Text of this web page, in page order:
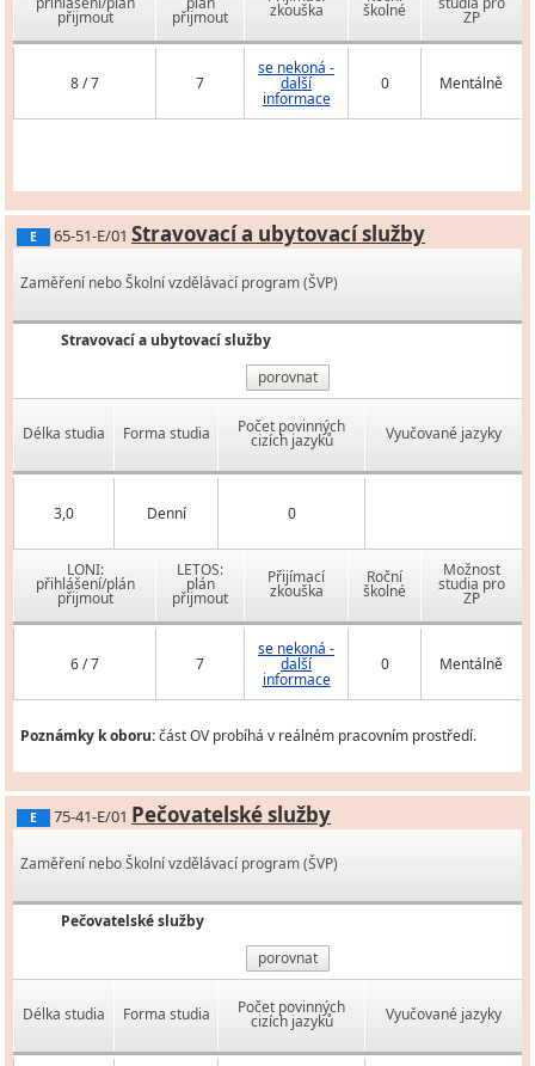
přijmout přijmout zkouška školné ZP
8 / 7 7
se nekoná -
další
informace
0 Mentálně
E 65-51-E/01 Stravovací a ubytovací služby
Zaměření nebo Školní vzdělávací program (ŠVP)
Stravovací a ubytovací služby
porovnat
Délka studia Forma studia Počet povinných
cizích jazyků Vyučované jazyky
3,0 Denní 0
LONI:
přihlášení/plán
přijmout
LETOS:
plán
přijmout
Přijímací
zkouška
Roční
školné
Možnost
studia pro
ZP
6 / 7 7
se nekoná -
další
informace
0 Mentálně
Poznámky k oboru:část OV probíhá v reálném pracovním prostředí.
E 75-41-E/01 Pečovatelské služby
Zaměření nebo Školní vzdělávací program (ŠVP)
Pečovatelské služby
porovnat
Délka studia Forma studia Počet povinných
cizích jazyků Vyučované jazyky